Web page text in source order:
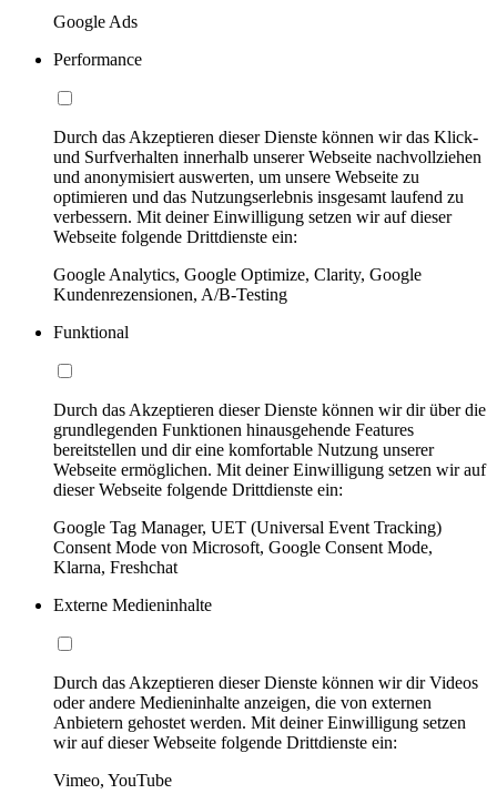
Google Ads
Performance
Durch das Akzeptieren dieser Dienste können wir das Klick-
und Surfverhalten innerhalb unserer Webseite nachvollziehen
und anonymisiert auswerten, um unsere Webseite zu
optimieren und das Nutzungserlebnis insgesamt laufend zu
verbessern. Mit deiner Einwilligung setzen wir auf dieser
Webseite folgende Drittdienste ein:
Google Analytics, Google Optimize, Clarity, Google
Kundenrezensionen, A/B-Testing
Funktional
Durch das Akzeptieren dieser Dienste können wir dir über die
grundlegenden Funktionen hinausgehende Features
bereitstellen und dir eine komfortable Nutzung unserer
Webseite ermöglichen. Mit deiner Einwilligung setzen wir auf
dieser Webseite folgende Drittdienste ein:
Google Tag Manager, UET (Universal Event Tracking)
Consent Mode von Microsoft, Google Consent Mode,
Klarna, Freshchat
Externe Medieninhalte
Durch das Akzeptieren dieser Dienste können wir dir Videos
oder andere Medieninhalte anzeigen, die von externen
Anbietern gehostet werden. Mit deiner Einwilligung setzen
wir auf dieser Webseite folgende Drittdienste ein:
Vimeo, YouTube